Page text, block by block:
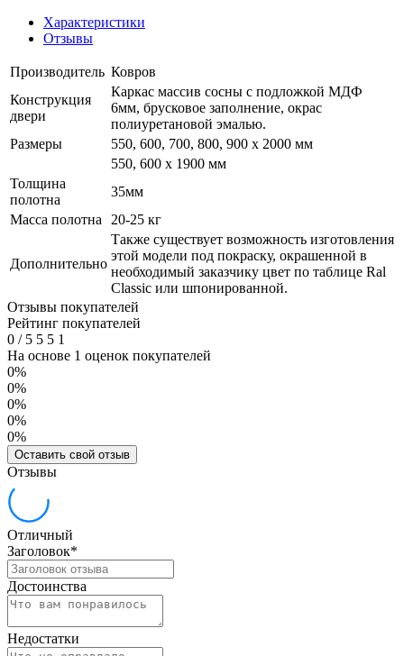
Характеристики
Отзывы
Производитель Ковров
Конструкция
двери
Каркас массив сосны с подложкой МДФ
6мм, брусковое заполнение, окрас
полиуретановой эмалью.
Размеры
550, 600, 700, 800, 900 x 2000 мм
550, 600 х 1900 мм
Толщина
полотна
35мм
Масса полотна
20-25 кг
Дополнительно
Также существует возможность изготовления
этой модели под покраску, окрашенной в
необходимый заказчику цвет по таблице Ral
Classic или шпонированной.
Отзывы покупателей
Рейтинг покупателей
0 /5 5 5 1
На основе 1 оценок покупателей
0%
0%
0%
0%
0%
Оставить свой отзыв
Отзывы
Отличный
Заголовок*
Достоинства
Недостатки